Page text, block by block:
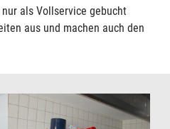
als Vollservice gebucht
aus und machen auch den
Show larger version